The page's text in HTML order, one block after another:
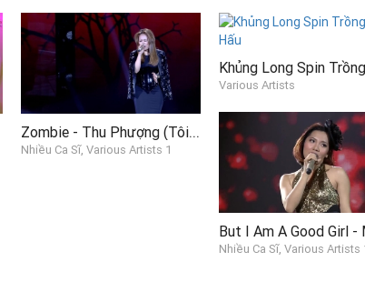
Zombie - Thu Phượng (Tôi Là Người Chiến Thắng - The Winner Is 3 - Live 01)
Nhiều Ca Sĩ, Various Artists 1
Various Artists
Nhiều Ca Sĩ, Various Artists